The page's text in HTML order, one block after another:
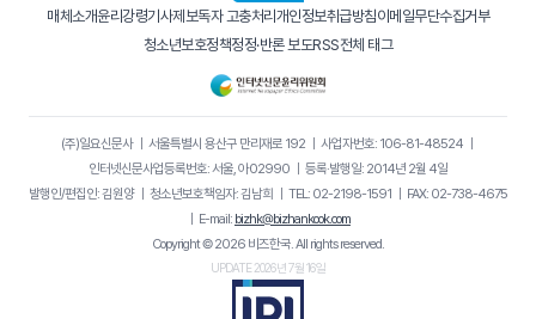
매체소개윤리강령기사제보독자 고충처리 개인정보취급방침이메일무단수집거부
청소년보호정책정정·반론 보도RSS전체 태그
(주)일요신문사｜ 서울특별시 용산구 만리재로 192｜ 사업자번호: 106-81-48524｜
인터넷신문사업등록번호: 서울, 아02990
등록·발행일: 2014년 2월 4일
발행인/편집인: 김원양｜ 청소년보호책임자: 김남희 TEL: 02-2198-1591
FAX: 02-738-4675
E-mail: bizhk@bizhankook.com
Copyright © 2026 비즈한국. All rights reserved.
UPDATE 2026년 7월 16일